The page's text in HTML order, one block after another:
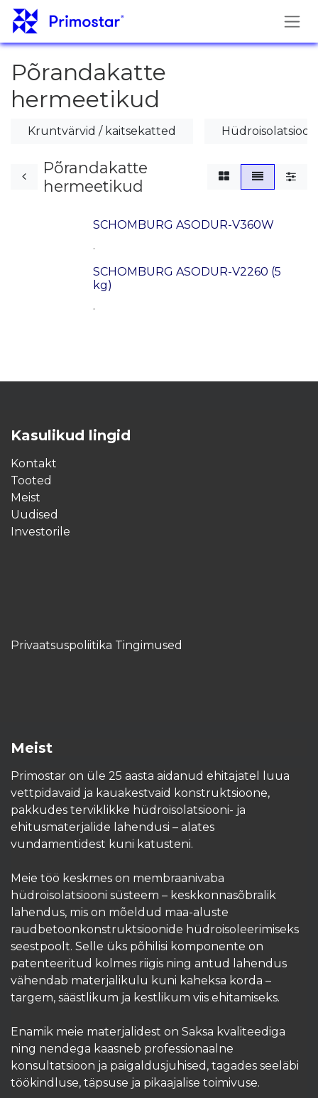
Skip to Content
Põrandakatte
hermeetikud
Kruntvärvid / kaitsekatted
Põrandakatte
hermeetikud
SCHOMBURG ASODUR-V360W
.
SCHOMBURG ASODUR-V2260 (5
kg)
.
Kasulikud lingid
Kontakt
Tooted
Meist
Uudised
Investorile
Privaatsuspoliitika Tingimused
Meist
Primostar on üle 25 aasta aidanud ehitajatel luua
vettpidavaid ja kauakestvaid konstruktsioone,
pakkudes terviklikke hüdroisolatsiooni- ja
ehitusmaterjalide lahendusi – alates
vundamentidest kuni katusteni.
Meie töö keskmes on membraanivaba
hüdroisolatsiooni süsteem – keskkonnasõbralik
lahendus, mis on mõeldud maa-aluste
raudbetoonkonstruktsioonide hüdroisoleerimiseks
seestpoolt. Selle üks põhilisi komponente on
patenteeritud kolmes riigis ning antud lahendus
vähendab materjalikulu kuni kaheksa korda –
targem, säästlikum ja kestlikum viis ehitamiseks.
Enamik meie materjalidest on Saksa kvaliteediga
ning nendega kaasneb professionaalne
konsultatsioon ja paigaldusjuhised, tagades seeläbi
töökindluse, täpsuse ja pikaajalise toimivuse.